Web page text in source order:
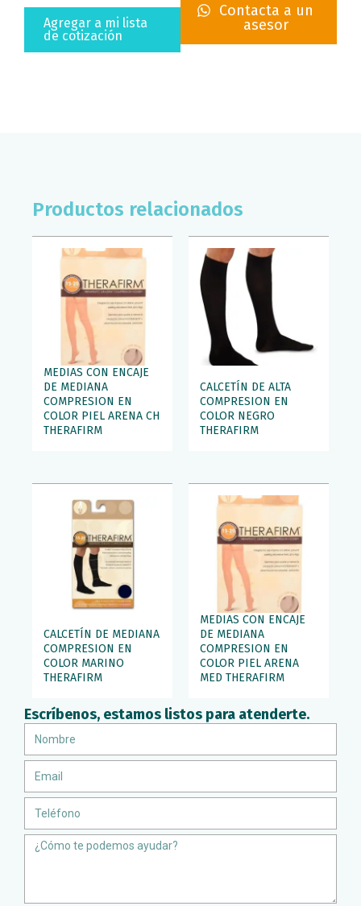
YESO
BRAZO
Agregar a mi lista
de cotización
Contacta a un
asesor
Escríbenos, estamos listos para atenderte.
Message
Productos relacionados
MEDIAS CON ENCAJE
DE MEDIANA
COMPRESION EN
COLOR PIEL ARENA CH
THERAFIRM
CALCETÍN DE ALTA
COMPRESION EN
COLOR NEGRO
THERAFIRM
CALCETÍN DE MEDIANA
COMPRESION EN
COLOR MARINO
THERAFIRM
MEDIAS CON ENCAJE
DE MEDIANA
COMPRESION EN
COLOR PIEL ARENA
MED THERAFIRM